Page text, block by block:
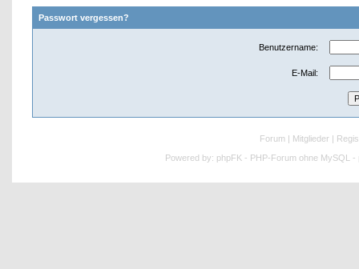
Passwort vergessen?
Benutzername:
E-Mail:
Forum Mitglieder
Powered by: phpFK - PHP-Forum ohne MySQL -